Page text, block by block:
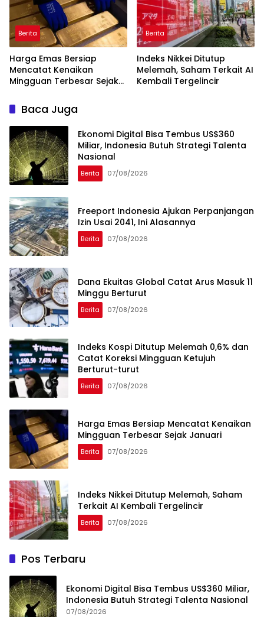
Berita
Harga Emas Bersiap
Mencatat Kenaikan
Mingguan Terbesar Sejak
Berita
Indeks Nikkei Ditutup
Melemah, Saham Terkait AI
Kembali Tergelincir
Baca Juga
Ekonomi Digital Bisa Tembus US$360
Miliar, Indonesia Butuh Strategi Talenta
Nasional
Berita 07/08/2026
Freeport Indonesia Ajukan Perpanjangan
Izin Usai 2041, Ini Alasannya
Berita 07/08/2026
Dana Ekuitas Global Catat Arus Masuk 11
Minggu Berturut
Berita 07/08/2026
Indeks Kospi Ditutup Melemah 0,6% dan
Catat Koreksi Mingguan Ketujuh
Berturut-turut
Berita 07/08/2026
Harga Emas Bersiap Mencatat Kenaikan
Mingguan Terbesar Sejak Januari
Berita 07/08/2026
Indeks Nikkei Ditutup Melemah, Saham
Terkait AI Kembali Tergelincir
Berita 07/08/2026
Pos Terbaru
Ekonomi Digital Bisa Tembus US$360 Miliar,
Indonesia Butuh Strategi Talenta Nasional
07/08/2026